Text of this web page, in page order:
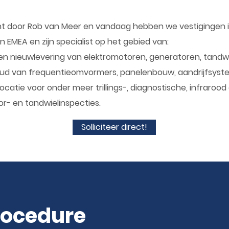
door Rob van Meer en vandaag hebben we vestigingen
en zijn specialist op het gebied van:
nieuwlevering van elektromotoren, generatoren,
van frequentieomvormers, panelenbouw,
voor onder meer trillings-, diagnostische,
en tandwielinspecties.
Solliciteer direct!